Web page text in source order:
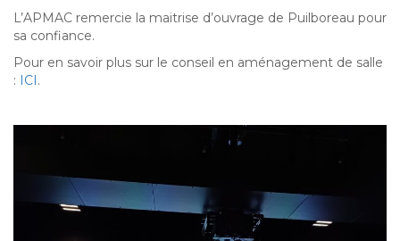
L’APMAC remercie la maitrise d’ouvrage de Puilboreau pour
sa confiance.
Pour en savoir plus sur le conseil en aménagement de salle
: ICI.